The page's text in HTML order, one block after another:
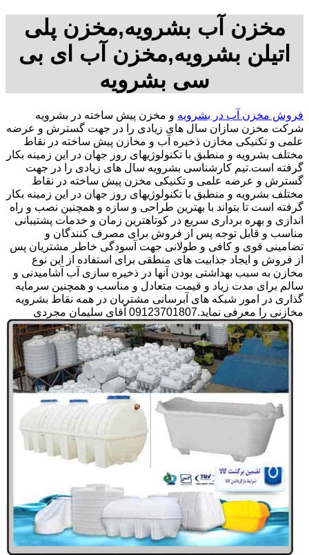
مخزن آب بشرویه,مخزن پلی
اتیلن بشرویه,مخزن آب ای بی
سی بشرویه
فروش مخزن آب در بشرویه و مخزن پیش ساخته در بشرویه
شرکت مخزن سازان سال های زیادی را در جهت گسترش و عرضه
علمی و تکنیکی مخازن ذخیره آب و مخازن پیش ساخته در نقاط
مختلف بشرویه و منطبق با تکنولوژیهای روز جهان در این زمینه بکار
گرفته است.تیم کارشناسی بشرویه سال های زیادی را در جهت
گسترش و عرضه علمی و تکنیکی مخزن پیش ساخته در نقاط
مختلف بشرویه و منطبق با تکنولوژیهای روز جهان در این زمینه بکار
گرفته است تا بتواند با بهترین طراحی و سازه و همچنین نصب و راه
اندازی و بهره برداری سریع در کوتاهترین زمان و خدمات پشتیبانی
مناسب و قابل توجه پس از فروش برای مصرف کنندگان و
تضامینی قوی و کافی و طولانی جهت آسودگی خاطر مشتریان پس
از فروش و ایجاد جذابیت های منطقی برای استفاده از این نوع
مخازن به سبب بهداشتی بودن آنها در ذخیره سازی آب آشامیدنی و
سالم برای مدت زیاد و قیمت متعادل و مناسب و همچنین سرمایه
گذاری در امور شبکه های آبرسانی مشتریان در همه نقاط بشرویه
مخازنی را معرفی نماید.09123701807 آقای سلیمان مجردی